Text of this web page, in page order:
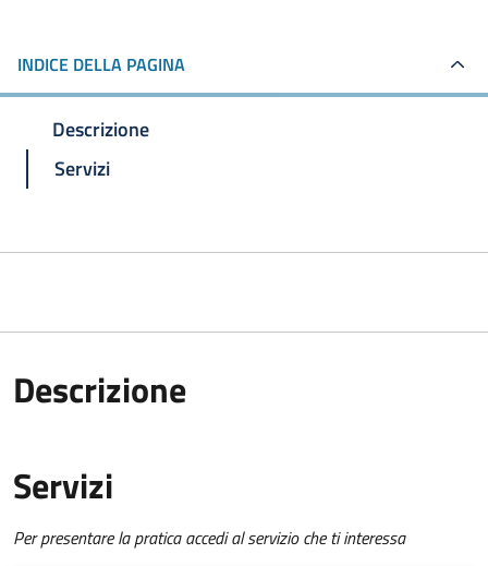
INDICE DELLA PAGINA
Descrizione
Servizi
Descrizione
Servizi
Per presentare la pratica accedi al servizio che ti interessa